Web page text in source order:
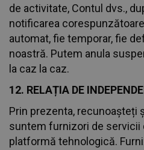
de activitate, Contul dvs.,
notificarea
automat, fie temporar, fie
noastră. Putem anula
la caz la caz.
12. RELAȚIA DE
Prin prezenta, recunoașteți
suntem furnizori de servicii
platformă tehnologică.